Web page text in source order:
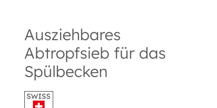
Ausziehbares
Abtropfsieb für das
Spülbecken